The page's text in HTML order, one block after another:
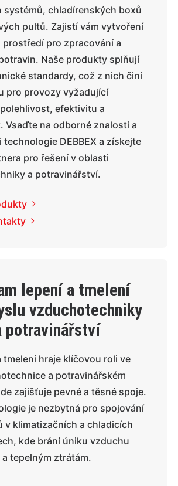
systémů, chladírenských boxů
pultů. Zajistí vám vytvoření
pro zpracování a
Naše produkty splňují
standardy, což z nich činí
pro provozy vyžadující
efektivitu a
Vsaďte na odborné znalosti a
DEBBEX a získejte
pro řešení v oblasti
a potravinářství.
lepení a tmelení
vzduchotechniky
potravinářství
tmelení hraje klíčovou roli ve
a potravinářském
zajišťuje pevné a těsné spoje.
je nezbytná pro spojování
v klimatizačních a chladicích
kde brání úniku vzduchu
a tepelným ztrátám.